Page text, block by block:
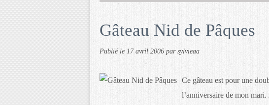
Gâteau Nid de Pâques
Publié le 17 avril 2006 par sylvieaa
Ce gâteau est pour une
l’anniversaire de mon